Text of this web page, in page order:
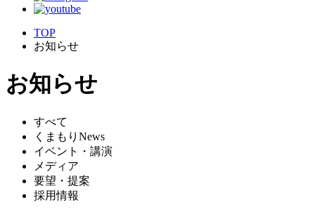
TOP
お知らせ
お知らせ
すべて
くまもりNews
イベント・講演
メディア
要望・提案
採用情報